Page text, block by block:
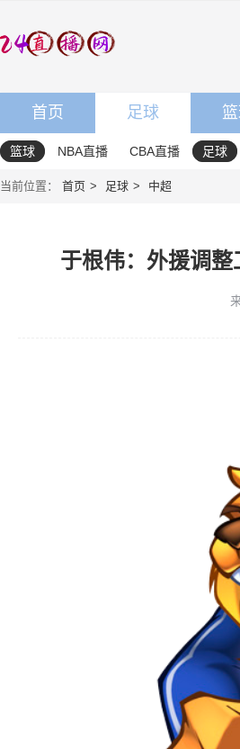
首页 足球
篮球 NBA直播 CBA直播 足球
当前位置： 首页 足球 中超
于根伟：外援调